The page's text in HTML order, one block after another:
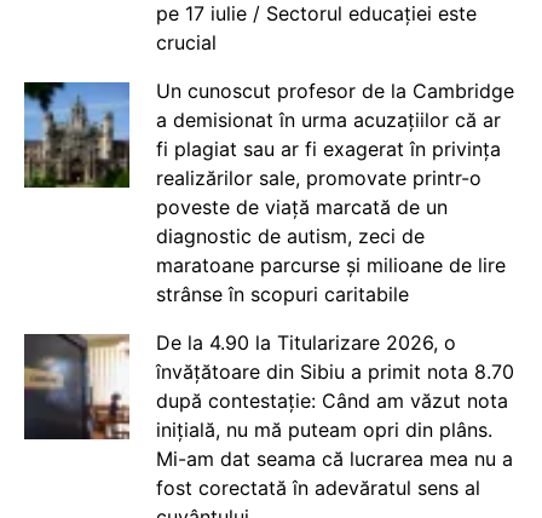
pe 17 iulie / Sectorul educației este
crucial
Un cunoscut profesor de la Cambridge
a demisionat în urma acuzațiilor că ar
fi plagiat sau ar fi exagerat în privința
realizărilor sale, promovate printr-o
poveste de viață marcată de un
diagnostic de autism, zeci de
maratoane parcurse și milioane de lire
strânse în scopuri caritabile
De la 4.90 la Titularizare 2026, o
învățătoare din Sibiu a primit nota 8.70
după contestație: Când am văzut nota
inițială, nu mă puteam opri din plâns.
Mi-am dat seama că lucrarea mea nu a
fost corectată în adevăratul sens al